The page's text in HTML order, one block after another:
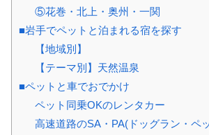
⑤花巻・北上・奥州・一関
■岩手でペットと泊まれる宿を探す
【地域別】
【テーマ別】天然温泉
■ペットと車でおでかけ
ペット同乗OKのレンタカー
高速道路のSA・PA(ドッグラン・ペ